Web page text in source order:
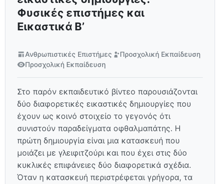
Φυσικές επιστήμες και
Εικαστικά Β’
Ανθρωπιστικές Επιστήμες
Προσχολική Εκπαίδευση
Προσχολική Εκπαίδευση
Στο παρόν εκπαιδευτικό βίντεο παρουσιάζονται
δύο διαφορετικές εικαστικές δημιουργίες που
έχουν ως κοινό στοιχείο το γεγονός ότι
συνιστούν παραδείγματα οφθαλμαπάτης. Η
πρώτη δημιουργία είναι μια κατασκευή που
μοιάζει με γλειφιτζούρι και που έχει στις δύο
κυκλικές επιφάνειες δύο διαφορετικά σχέδια.
Όταν η κατασκευή περιστρέφεται γρήγορα, τα